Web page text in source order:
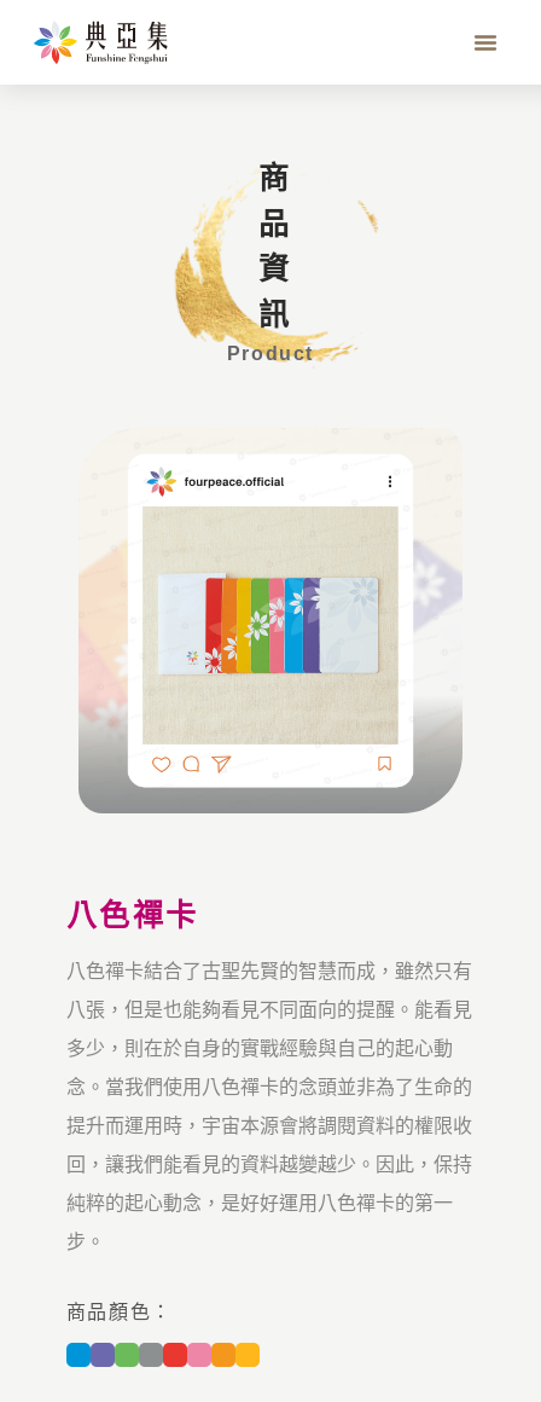
商品資訊
Product
八色禪卡
八色禪卡結合了古聖先賢的智慧而成，雖然只有
八張，但是也能夠看見不同面向的提醒。能看見
多少，則在於自身的實戰經驗與自己的起心動
念。當我們使用八色禪卡的念頭並非為了生命的
提升而運用時，宇宙本源會將調閱資料的權限收
回，讓我們能看見的資料越變越少。因此，保持
純粹的起心動念，是好好運用八色禪卡的第一
步。
商品顏色：